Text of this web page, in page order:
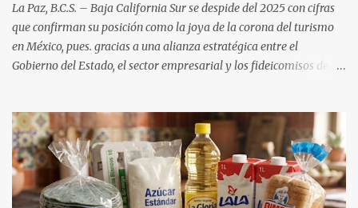
La Paz, B.C.S. – Baja California Sur se despide del 2025 con cifras
que confirman su posición como la joya de la corona del turismo
en México, pues. gracias a una alianza estratégica entre el
Gobierno del Estado, el sector empresarial y los fideicomisos de
una derrama económica sin precedentes. Las proyecciones para
este periodo vacacional son optimistas, con un promedio estatal
que supera el 70% . Sin embargo, la sorpresa del año la ha dado el
norte del estado. Comondú encabeza las expectativas con un
impresionante 89% de ocupación, impulsado por el interés